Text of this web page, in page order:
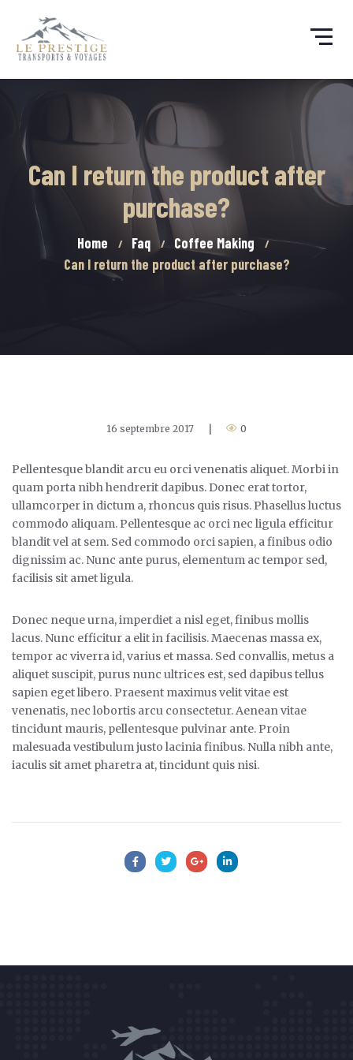
Can I return the product after
purchase?
Home Faq
Coffee Making
Can I return the product after purchase?
16 septembre 2017 0
Pellentesque blandit arcu eu orci venenatis aliquet. Morbi in
quam porta nibh hendrerit dapibus. Donec erat tortor,
ullamcorper in dictum a, rhoncus quis risus. Phasellus luctus
commodo aliquam. Pellentesque ac orci nec ligula efficitur
blandit vel at sem. Sed commodo orci sapien, a finibus odio
dignissim ac. Nunc ante purus, elementum ac tempor sed,
facilisis sit amet ligula.
Donec neque urna, imperdiet a nisl eget, finibus mollis
lacus. Nunc efficitur a elit in facilisis. Maecenas massa ex,
tempor ac viverra id, varius et massa. Sed convallis, metus a
aliquet suscipit, purus nunc ultrices est, sed dapibus tellus
sapien eget libero. Praesent maximus velit vitae est
venenatis, nec lobortis arcu consectetur. Aenean vitae
tincidunt mauris, pellentesque pulvinar ante. Proin
malesuada vestibulum justo lacinia finibus. Nulla nibh ante,
iaculis sit amet pharetra at, tincidunt quis nisi.